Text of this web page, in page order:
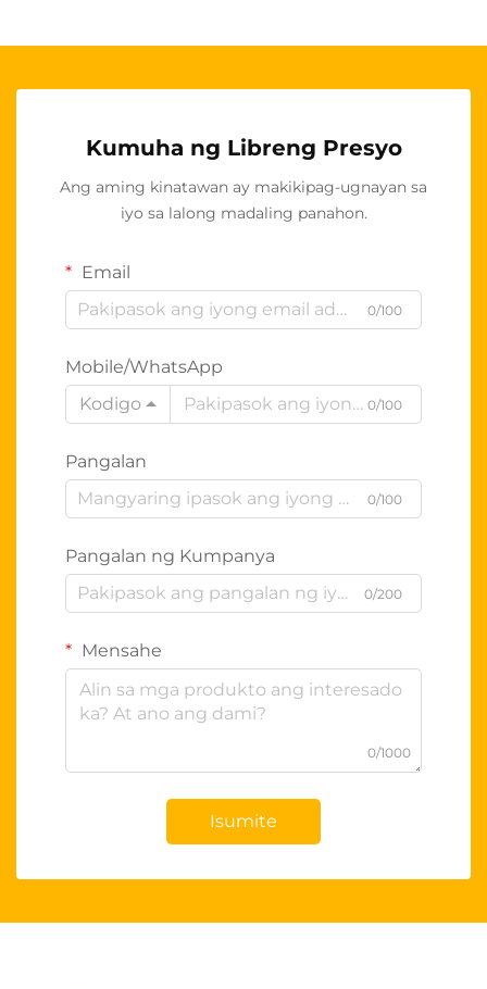
Kumuha ng Libreng Presyo
Ang aming kinatawan ay makikipag-ugnayan sa
iyo sa lalong madaling panahon.
Email
0/100
Mobile/WhatsApp
Kodigo
0/100
Pangalan
0/100
Pangalan ng Kumpanya
0/200
Mensahe
0/1000
Isumite